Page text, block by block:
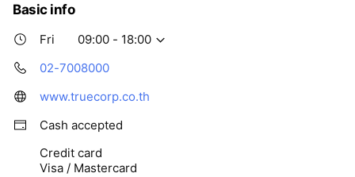
Basic info
Fri
09:00 - 18:00
02-7008000
www.truecorp.co.th
Cash accepted
Credit card
Visa / Mastercard